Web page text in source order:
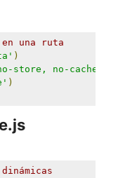
una ruta
)
store, no-cache,
)